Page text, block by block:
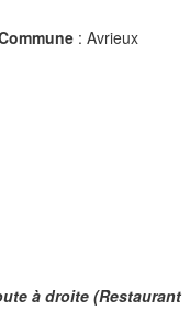
: Avrieux
à droite (Restaurant